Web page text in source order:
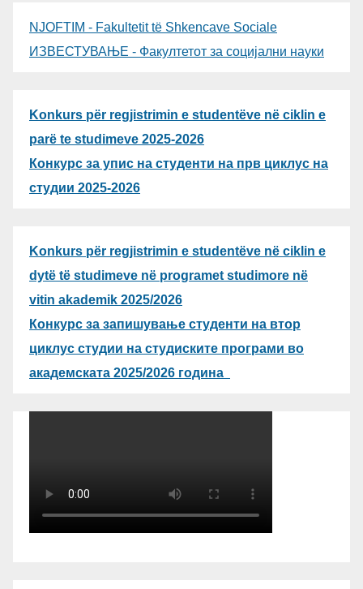
NJOFTIM - Fakultetit të Shkencave Sociale
ИЗВЕСТУВАЊЕ - Факултетот за социјални науки
Konkurs për regjistrimin e studentëve në ciklin e
parë te studimeve 2025-2026
Конкурс за упис на студенти на прв циклус на
студии 2025-2026
Konkurs për regjistrimin e studentëve në ciklin e
dytë të studimeve në programet studimore në
vitin akademik 2025/2026
Конкурс за запишување студенти на втор
циклус студии на студиските програми во
академската 2025/2026 година